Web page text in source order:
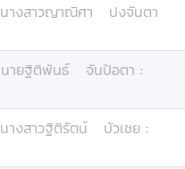
นางสาวญาณิศา
ปงจันตา
นายฐิติพันธ์ จันป้อตา :
นางสาวฐิติรัตน์ บัวเชย :